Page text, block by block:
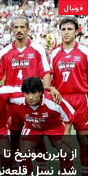
فوتبال
شد، نسل